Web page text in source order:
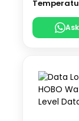
Logger